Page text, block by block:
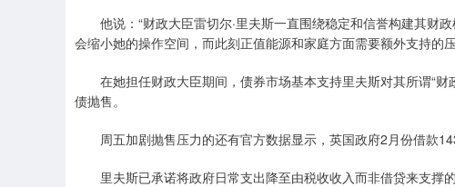
他说：“财政大臣雷切尔·里夫斯一直围绕稳定和信誉构建其财
会缩小她的操作空间，而此刻正值能源和家庭方面需要额外支持的
在她担任财政大臣期间，债券市场基本支持里夫斯对其所谓“财
债抛售。
周五加剧抛售压力的还有官方数据显示，英国政府2月份借款
里夫斯已承诺将政府日常支出降至由税收收入而非借贷来支撑